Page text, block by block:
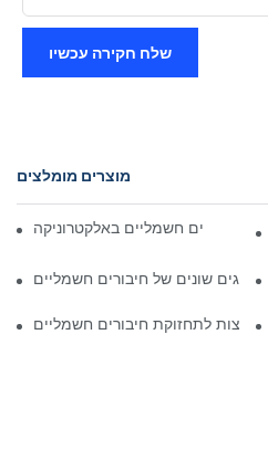
שלח חקירה עכשיו
מוצרים מומלצים
חיבורים חשמליים באלקטרוניקה
סוגים שונים של חיבורים חשמליים
לתחזוקת חיבורים חשמליים